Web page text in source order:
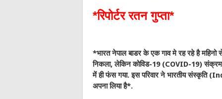
*रिपोर्टर रतन गुप्ता*
*भारत नेपाल बाडर के एक गाव मे रह रहे है महिनो से
निकला, लेकिन कोविड-19 (COVID-19)
में ही फंस गया. इस परिवार ने भारतीय
अपना लिया है*.